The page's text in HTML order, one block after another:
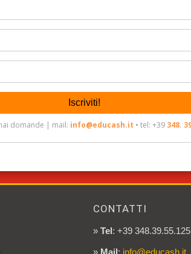
CONTATTI
» Tel: +39 348.39.55.125
» Mail: info@educash.it